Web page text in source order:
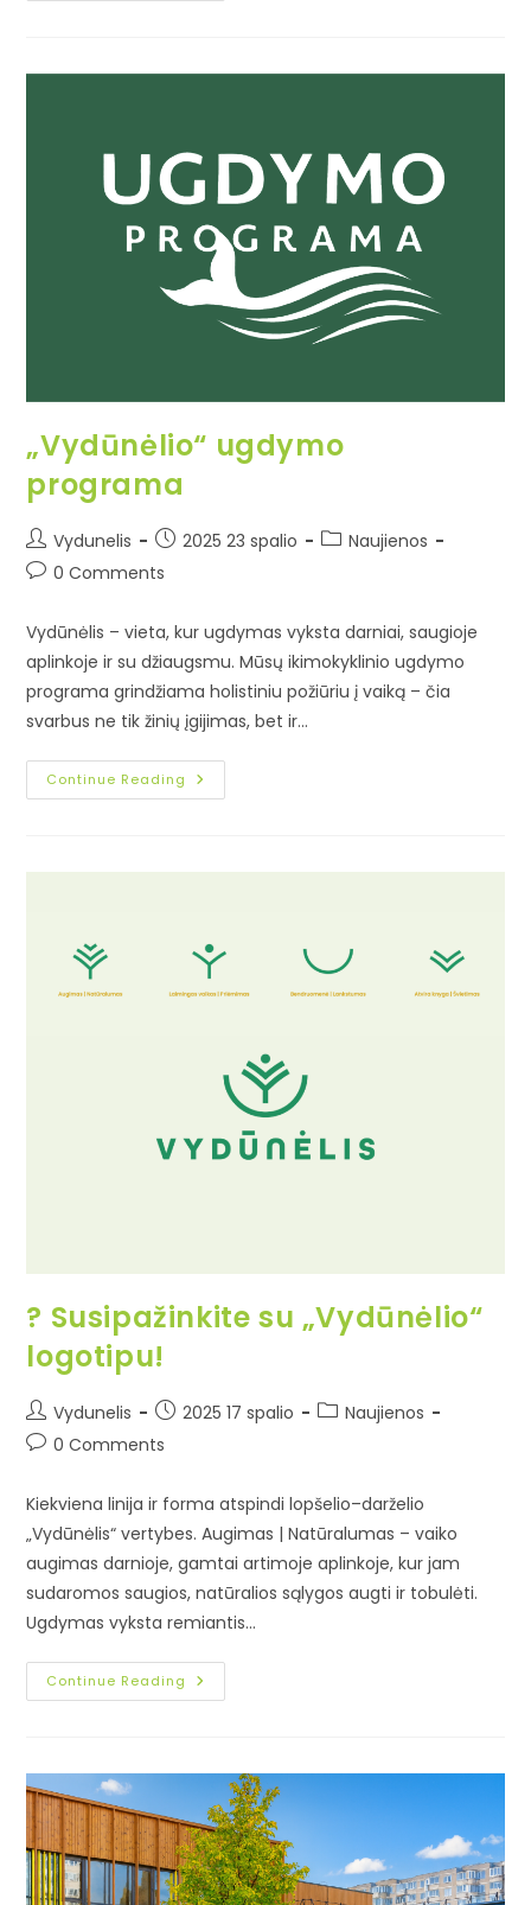
„Vydūnėlio“ ugdymo
programa
Vydunelis 2025 23 spalio
Naujienos
0 Comments
Vydūnėlis – vieta, kur ugdymas vyksta darniai, saugioje
aplinkoje ir su džiaugsmu. Mūsų ikimokyklinio ugdymo
programa grindžiama holistiniu požiūriu į vaiką – čia
svarbus ne tik žinių įgijimas, bet ir…
Continue Reading
? Susipažinkite su „Vydūnėlio“
logotipu!
Vydunelis 2025 17 spalio
Naujienos
0 Comments
Kiekviena linija ir forma atspindi lopšelio–darželio
„Vydūnėlis“ vertybes. Augimas | Natūralumas – vaiko
augimas darnioje, gamtai artimoje aplinkoje, kur jam
sudaromos saugios, natūralios sąlygos augti ir tobulėti.
Ugdymas vyksta remiantis…
Continue Reading